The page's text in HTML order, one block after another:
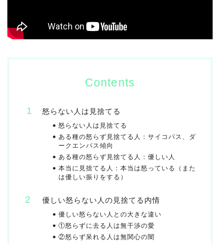
Contents
怒らない人は見捨てる
怒らない人は見捨てる
ある種の怒らず見捨てる人：サイコパス、ダ
ークエンパス傾向
ある種の怒らず見捨てる人：優しい人
本当に見捨てる人：本当は怒っている（また
は優しい振りをする）
優しい怒らない人の見捨てる内情
優しい怒らない人との大きな違い
①怒らずに去る人は無干渉の愛
②怒らず呆れる人は無関心の闇